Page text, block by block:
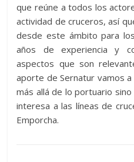
que reúne a todos los
actividad de cruceros, así
desde este ámbito para
años de experiencia y
aspectos que son
aporte de Sernatur vamos
más allá de lo portuario
interesa a las líneas de
Emporcha.